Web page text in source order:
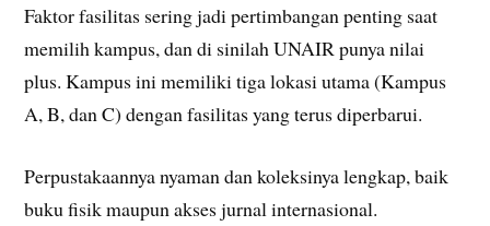
Faktor fasilitas sering jadi pertimbangan penting saat
memilih kampus, dan di sinilah UNAIR punya nilai
plus. Kampus ini memiliki tiga lokasi utama (Kampus
A, B, dan C) dengan fasilitas yang terus diperbarui.
Perpustakaannya nyaman dan koleksinya lengkap, baik
buku fisik maupun akses jurnal internasional.